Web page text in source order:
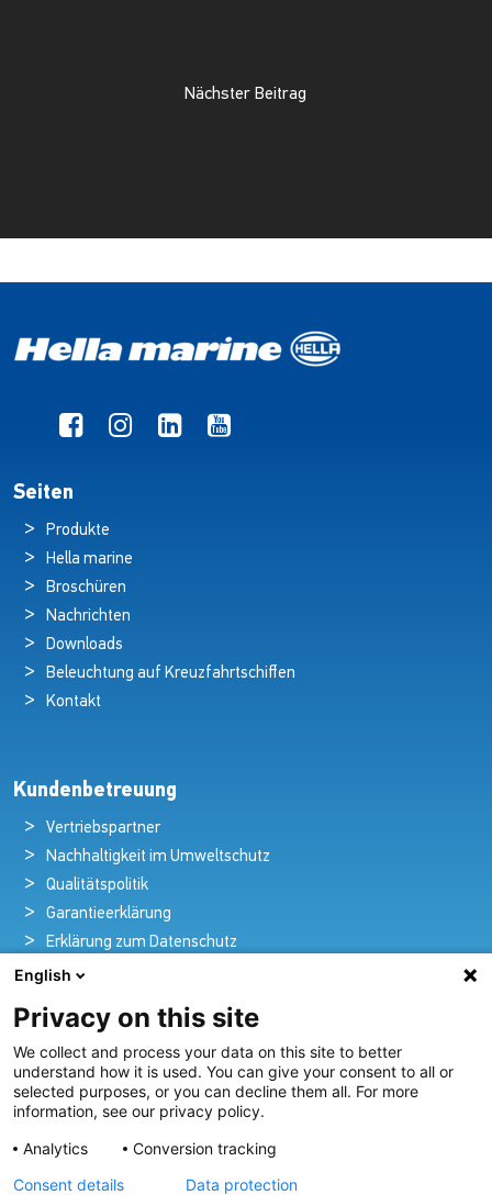
Nächster Beitrag
Seiten
Produkte
Hella marine
Broschüren
Nachrichten
Downloads
Beleuchtung auf Kreuzfahrtschiffen
Kontakt
Kundenbetreuung
Vertriebspartner
Nachhaltigkeit im Umweltschutz
Qualitätspolitik
Garantieerklärung
Erklärung zum Datenschutz
Rechtlicher Hinweis
Pioniere in nautischer Brillanz und Innovation
Seit über 100 Jahren entwickeln und liefern wir mit
Leidenschaft innovative Beleuchtungslösungen für alle
Bereiche der maritimen Industrie.
English
Privacy on this site
We collect and process your data on this site to better
understand how it is used. You can give your consent to all or
selected purposes, or you can decline them all. For more
information, see our privacy policy.
Analytics
Conversion tracking
Consent details
Data protection